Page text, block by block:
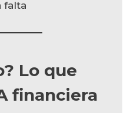
falta
Lo que
financiera